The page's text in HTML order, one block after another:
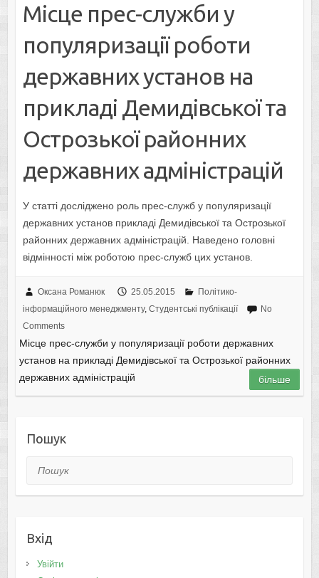
Місце прес-служби у
популяризації роботи
державних установ на
прикладі Демидівської та
Острозької районних
державних адміністрацій
У статті досліджено роль прес-служб у популяризації
державних установ прикладі Демидівської та Острозької
районних державних адміністрацій. Наведено головні
відмінності між роботою прес-служб цих установ.
Оксана Романюк 25.05.2015
Політико-
інформаційного менеджменту, Студентські публікації
No
Comments
Місце прес-служби у популяризації роботи державних
установ на прикладі Демидівської та Острозької районних
державних адміністрацій
більше
Пошук
Пошук
Вхід
Увійти